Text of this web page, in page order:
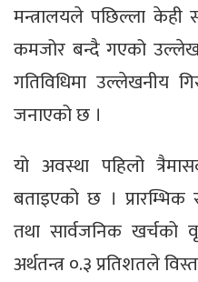
मन्त्रालयले पछिल्ला केही
कमजोर बन्दै गएको उल्लेख
गतिविधिमा उल्लेखनीय
जनाएको छ ।
यो अवस्था पहिलो
बताइएको छ ।
तथा सार्वजनिक खर्चको
अर्थतन्त्र ०.३ प्रतिशतले